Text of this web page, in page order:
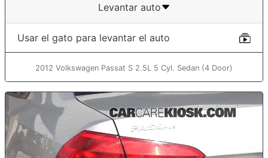
Levantar auto
Usar el gato para levantar el auto
2012 Volkswagen Passat S 2.5L 5 Cyl. Sedan (4 Door)